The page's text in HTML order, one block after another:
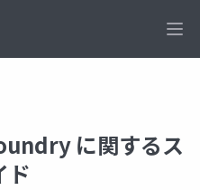
に関するス
ド